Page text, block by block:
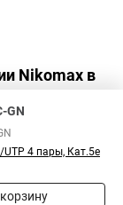
Nikomax в
GN
4 пары, Кат.5е